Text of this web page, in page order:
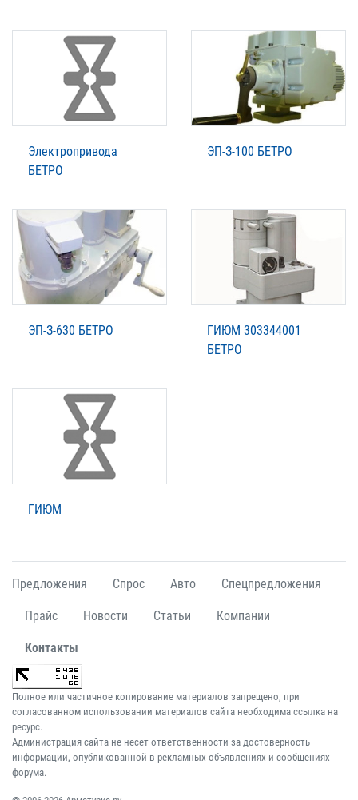
Электропривода
БЕТРО
ЭП-З-100 БЕТРО
ЭП-З-630 БЕТРО
ГИЮМ 303344001
БЕТРО
ГИЮМ
Предложения Спрос Авто Спецпредложения
Прайс Новости Статьи Компании
Контакты
Полное или частичное копирование материалов запрещено, при
согласованном использовании материалов сайта необходима ссылка на
ресурс.
Администрация сайта не несет ответственности за достоверность
информации, опубликованной в рекламных объявлениях и сообщениях
форума.